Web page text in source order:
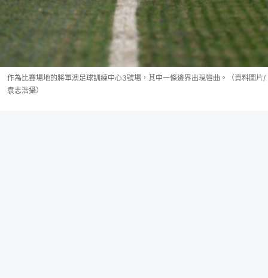
作為比賽場地的將軍澳足球訓練中心3號場，其中一條邊界出現彎曲。（資料圖片/
袁志浩攝）